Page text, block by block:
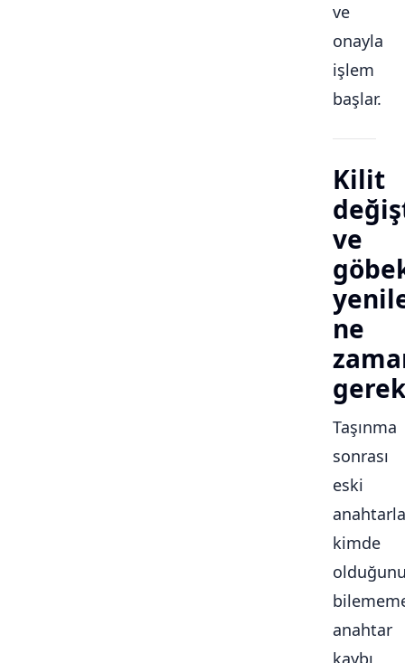
ve
onayla
işlem
başlar.
Kilit
ve
ne
Taşınma
sonrası
eski
kimde
anahtar
kaybı